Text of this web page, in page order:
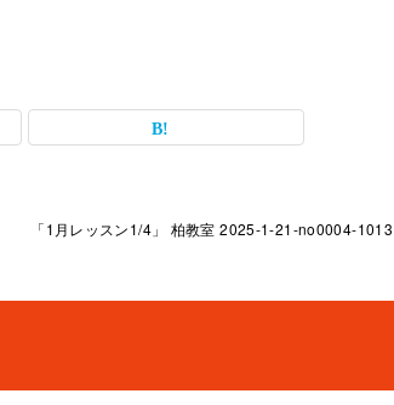
「1月レッスン1/4」 柏教室 2025-1-21-no0004-1013